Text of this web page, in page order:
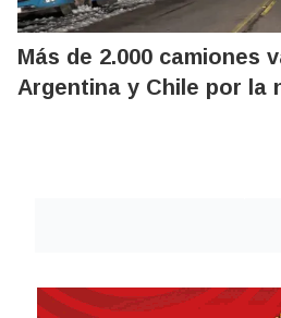
Más de 2.000 camiones
Argentina y Chile por la